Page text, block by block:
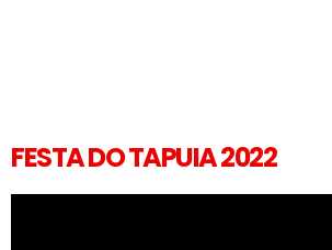
FESTA DO TAPUIA 2022